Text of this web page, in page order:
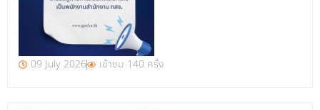
09 July 2026 เข้าชม 140 ครั้ง